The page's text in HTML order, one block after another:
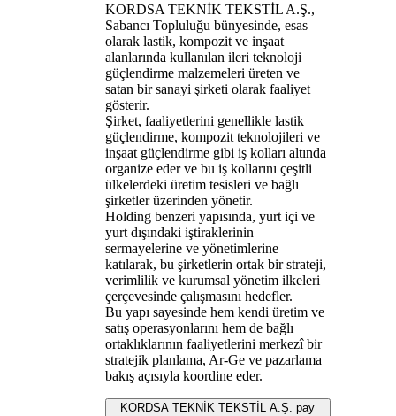
KORDSA TEKNİK TEKSTİL A.Ş.,
Sabancı Topluluğu bünyesinde, esas
olarak lastik, kompozit ve inşaat
alanlarında kullanılan ileri teknoloji
güçlendirme malzemeleri üreten ve
satan bir sanayi şirketi olarak faaliyet
gösterir.
Şirket, faaliyetlerini genellikle lastik
güçlendirme, kompozit teknolojileri ve
inşaat güçlendirme gibi iş kolları altında
organize eder ve bu iş kollarını çeşitli
ülkelerdeki üretim tesisleri ve bağlı
şirketler üzerinden yönetir.
Holding benzeri yapısında, yurt içi ve
yurt dışındaki iştiraklerinin
sermayelerine ve yönetimlerine
katılarak, bu şirketlerin ortak bir strateji,
verimlilik ve kurumsal yönetim ilkeleri
çerçevesinde çalışmasını hedefler.
Bu yapı sayesinde hem kendi üretim ve
satış operasyonlarını hem de bağlı
ortaklıklarının faaliyetlerini merkezî bir
stratejik planlama, Ar-Ge ve pazarlama
bakış açısıyla koordine eder.
KORDSA TEKNİK TEKSTİL A.Ş. pay